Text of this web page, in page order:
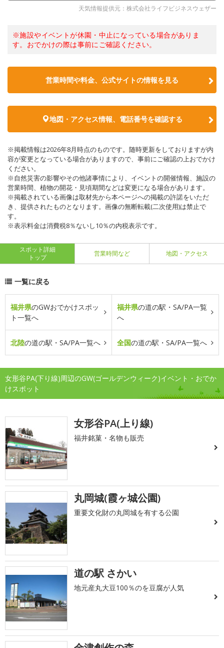
天気情報提供元：株式会社ライフビジネスウェザー
※施設やイベントが休園・中止になっている場合がありま
す。おでかけの際は事前にご確認ください。
営業時間や料金、公式サイトの情報を見る
地図・アクセス情報、電話番号を確認する
※掲載情報は2026年8月時点のものです。随時更新をしておりますが内
容が変更となっている場合がありますので、事前にご確認の上おでかけ
ください。
※自然災害の影響やその他諸事情により、イベントの開催情報、施設の
営業時間、植物の開花・見頃期間などは変更になる場合があります。
※掲載されている画像は取材先から本ページへの掲載の許諾をいただ
き、提供されたものとなります。画像の無断転載(二次使用)は禁止で
す。
※表示料金は消費税8％ないし10％の内税表示です。
スポット詳細
トップ
営業時間など 地図・アクセス
一覧に戻る
福井県のGWおでかけスポッ
ト一覧へ
福井県の道の駅・SA/PA一覧
へ
北陸の道の駅・SA/PA一覧へ 全国の道の駅・SA/PA一覧へ
女形谷PA(下り線)周辺のGW(ゴールデンウィーク)イベント・おでか
けスポット
女形谷PA(上り線)
福井銘菓・名物も販売
丸岡城(霞ヶ城公園)
重要文化財の丸岡城を有する公園
道の駅 さかい
地元産丸大豆100％のを豆腐が人気